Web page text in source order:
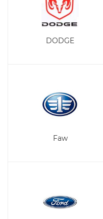
DODGE
Faw